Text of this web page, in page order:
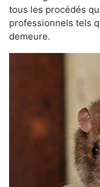
tous les procédés
professionnels tels
demeure.